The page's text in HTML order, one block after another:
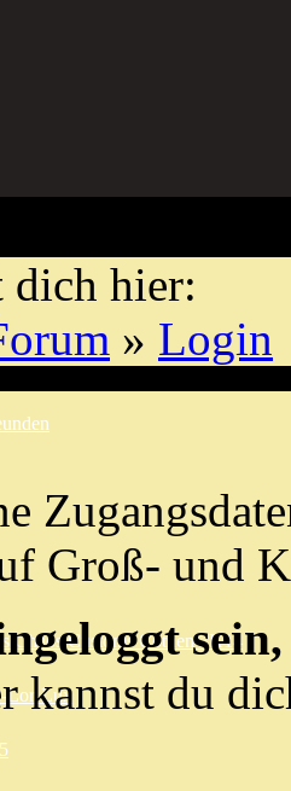
Chaos Customs Cöthen 2K14
Lor-Lux
dich hier:
» Login
Groß- und
kannst du